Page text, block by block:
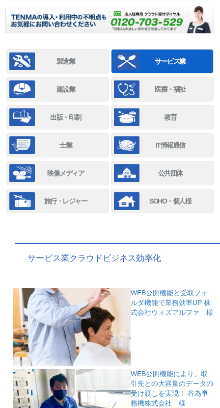
製造業 サービス業
建設業 医療・福祉
出版・印刷 教育
士業 IT情報通信
映像メディア 公共団体
旅行・レジャー SOHO・個人様
サービス業クラウドビジネス効率化
WEB公開機能と受取フォ
ルダ機能で業務効率UP株
式会社ウィズアルファ 様
WEB公開機能により、取
引先との大容量のデータの
受け渡しを実現！谷為事
務機株式会社 様